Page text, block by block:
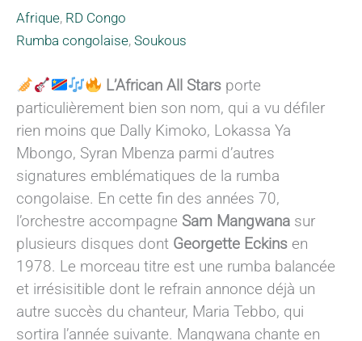
Afrique, RD Congo
Rumba congolaise, Soukous
L’African All Stars porte
particulièrement bien son nom, qui a vu défiler
rien moins que Dally Kimoko, Lokassa Ya
Mbongo, Syran Mbenza parmi d’autres
signatures emblématiques de la rumba
congolaise. En cette fin des années 70,
l’orchestre accompagne Sam Mangwana sur
plusieurs disques dont Georgette Eckins en
1978. Le morceau titre est une rumba balancée
et irrésisitible dont le refrain annonce déjà un
autre succès du chanteur, Maria Tebbo, qui
sortira l’année suivante. Mangwana chante en